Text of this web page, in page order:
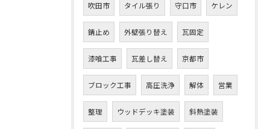
吹田市 タイル張り 守口市 ケレン
錆止め 外壁張り替え 瓦固定
漆喰工事 瓦差し替え 京都市
ブロック工事 高圧洗浄 解体 営業
整理 ウッドデッキ塗装 斜熱塗装